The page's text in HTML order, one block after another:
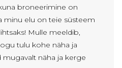
broneerimine on
minu elu on teie süsteem
Mulle meeldib,
tulu kohe näha ja
näha ja kerge